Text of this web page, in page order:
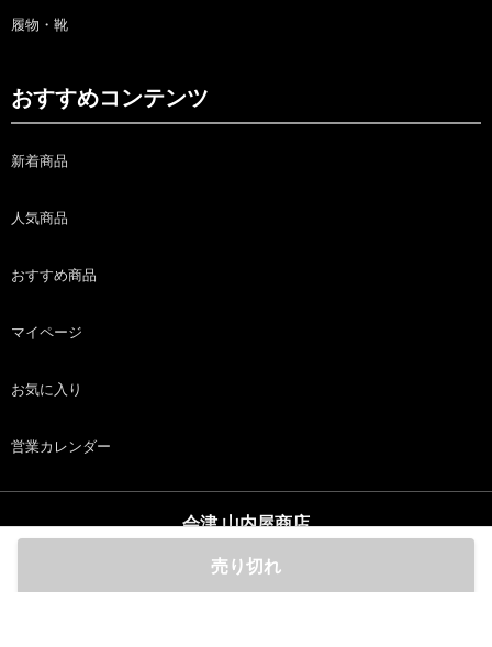
売り切れ
履物・靴
おすすめコンテンツ
新着商品
人気商品
おすすめ商品
マイページ
お気に入り
営業カレンダー
会津 山内屋商店
copyright (c) 会津 山内屋商店 all rights reserved.